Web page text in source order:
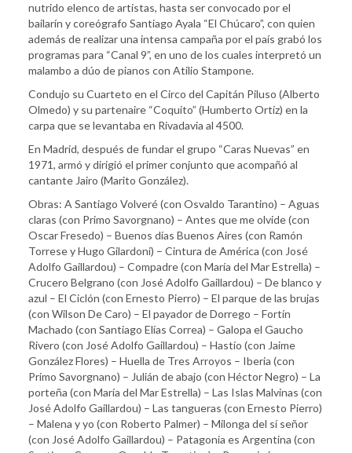
nutrido elenco de artistas, hasta ser convocado por el
bailarín y coreógrafo Santiago Ayala “El Chúcaro”, con quien
además de realizar una intensa campaña por el país grabó los
programas para “Canal 9”, en uno de los cuales interpretó un
malambo a dúo de pianos con Atilio Stampone.
Condujo su Cuarteto en el Circo del Capitán Piluso (Alberto
Olmedo) y su partenaire “Coquito” (Humberto Ortiz) en la
carpa que se levantaba en Rivadavia al 4500.
En Madrid, después de fundar el grupo “Caras Nuevas” en
1971, armó y dirigió el primer conjunto que acompañó al
cantante Jairo (Marito González).
Obras: A Santiago Volveré (con Osvaldo Tarantino) – Aguas
claras (con Primo Savorgnano) – Antes que me olvide (con
Oscar Fresedo) – Buenos días Buenos Aires (con Ramón
Torrese y Hugo Gilardoni) – Cintura de América (con José
Adolfo Gaillardou) – Compadre (con María del Mar Estrella) –
Crucero Belgrano (con José Adolfo Gaillardou) – De blanco y
azul – El Ciclón (con Ernesto Pierro) – El parque de las brujas
(con Wilson De Caro) – El payador de Dorrego – Fortín
Machado (con Santiago Elías Correa) – Galopa el Gaucho
Rivero (con José Adolfo Gaillardou) – Hastío (con Jaime
González Flores) – Huella de Tres Arroyos – Iberia (con
Primo Savorgnano) – Julián de abajo (con Héctor Negro) – La
porteña (con María del Mar Estrella) – Las Islas Malvinas (con
José Adolfo Gaillardou) – Las tangueras (con Ernesto Pierro)
– Malena y yo (con Roberto Palmer) – Milonga del sí señor
(con José Adolfo Gaillardou) – Patagonia es Argentina (con